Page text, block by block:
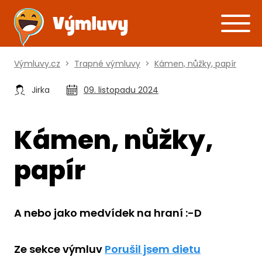
Výmluvy.cz > Trapné výmluvy > Kámen, nůžky, papír
Jirka 09. listopadu 2024
Kámen, nůžky,
papír
A nebo jako medvídek na hraní :-D
Ze sekce výmluv Porušil jsem dietu